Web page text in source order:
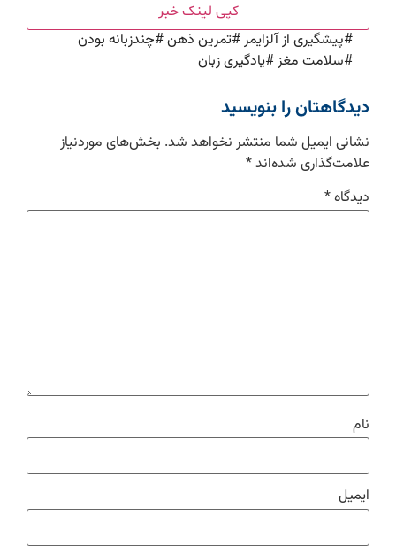
کپی لینک خبر
#پیشگیری از آلزایمر#تمرین ذهن#چندزبانه بودن
#سلامت مغز#یادگیری زبان
دیدگاهتان را بنویسید
نشانی ایمیل شما منتشر نخواهد شد. بخش‌های موردنیاز
علامت‌گذاری شده‌اند*
دیدگاه*
نام
ایمیل